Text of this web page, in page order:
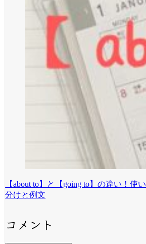
【about to】と【going to】の違い！使い
分けと例文
コメント